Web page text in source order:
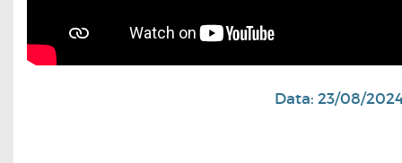
Data: 23/08/